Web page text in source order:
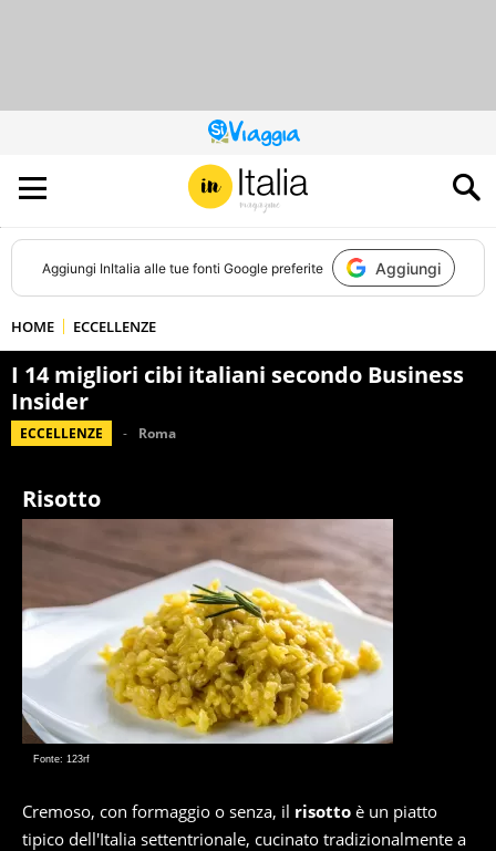
QUESTO
SITO
CONTRIBUISCE
ALL’AUDIENCE
DI
Aggiungi InItalia alle tue fonti Google preferite Aggiungi
HOME ECCELLENZE
I 14 migliori cibi italiani secondo Business
Insider
ECCELLENZE Roma
Risotto
Fonte: 123rf
Cremoso, con formaggio o senza, il risotto è un piatto
tipico dell'Italia settentrionale, cucinato tradizionalmente a